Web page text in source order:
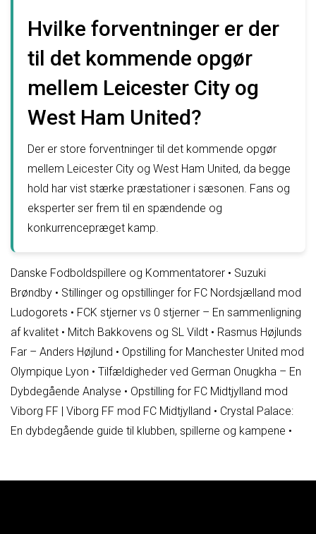
Hvilke forventninger er der
til det kommende opgør
mellem Leicester City og
West Ham United?
Der er store forventninger til det kommende opgør
mellem Leicester City og West Ham United, da begge
hold har vist stærke præstationer i sæsonen. Fans og
eksperter ser frem til en spændende og
konkurrencepræget kamp.
Danske Fodboldspillere og Kommentatorer • Suzuki
Brøndby • Stillinger og opstillinger for FC Nordsjælland mod
Ludogorets • FCK stjerner vs 0 stjerner – En sammenligning
af kvalitet • Mitch Bakkovens og SL Vildt • Rasmus Højlunds
Far – Anders Højlund • Opstilling for Manchester United mod
Olympique Lyon • Tilfældigheder ved German Onugkha – En
Dybdegående Analyse • Opstilling for FC Midtjylland mod
Viborg FF | Viborg FF mod FC Midtjylland • Crystal Palace:
En dybdegående guide til klubben, spillerne og kampene •